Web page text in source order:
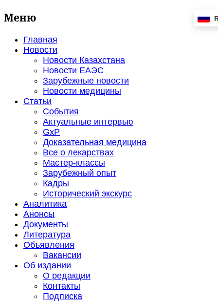
Меню
Главная
Новости
Новости Казахстана
Новости ЕАЭС
Зарубежные новости
Новости медицины
Статьи
События
Актуальные интервью
GxP
Доказательная медицина
Все о лекарствах
Мастер-классы
Зарубежный опыт
Кадры
Исторический экскурс
Аналитика
Анонсы
Документы
Литература
Объявления
Вакансии
Об издании
О редакции
Контакты
Подписка